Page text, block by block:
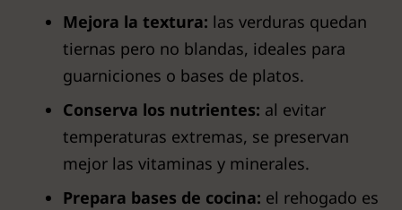
Mejora la textura: las verduras quedan
tiernas pero no blandas, ideales para
guarniciones o bases de platos.
Conserva los nutrientes: al evitar
temperaturas extremas, se preservan
mejor las vitaminas y minerales.
Prepara bases de cocina: el rehogado es